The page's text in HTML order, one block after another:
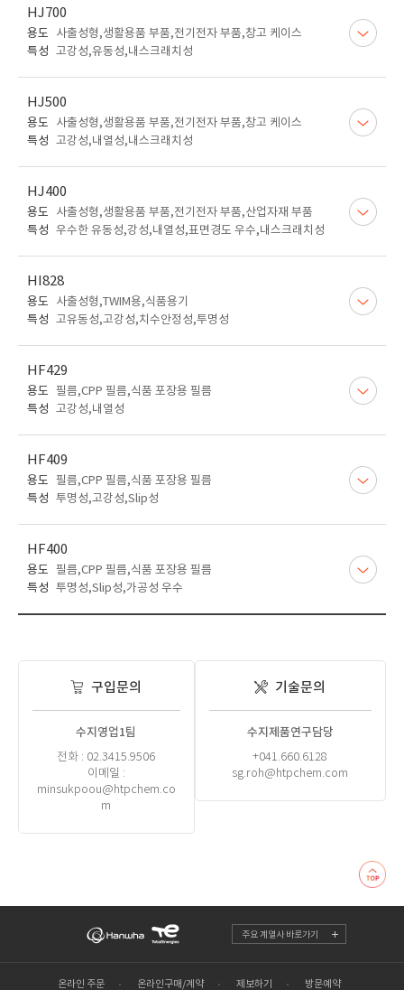
HJ700
용도
사출성형,생활용품 부품,전기전자 부품,창고 케이스
특성 고강성,유동성,내스크래치성
HJ500
용도
사출성형,생활용품 부품,전기전자 부품,창고 케이스
특성 고강성,내열성,내스크래치성
HJ400
용도
사출성형,생활용품 부품,전기전자 부품,산업자재 부품
특성 우수한 유동성,강성,내열성,표면경도 우수,내스크래치성
HI828
용도
사출성형,TWIM용,식품용기
특성 고유동성,고강성,치수안정성,투명성
HF429
용도 필름,CPP 필름,식품 포장용 필름
특성 고강성,내열성
HF409
용도 필름,CPP 필름,식품 포장용 필름
특성 투명성,고강성,Slip성
HF400
용도 필름,CPP 필름,식품 포장용 필름
특성 투명성,Slip성,가공성 우수
구입문의
수지영업1팀
전화 : 02.3415.9506
이메일 :
minsukpoou@htpchem.co
m
기술문의
수지제품연구담당
+041.660.6128
sg.roh@htpchem.com
주요 계열사 바로가기
온라인 주문 온라인구매/계약 제보하기 방문예약